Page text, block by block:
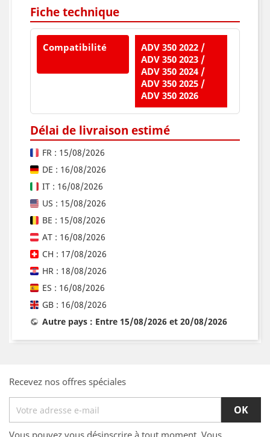
Fiche technique
Compatibilité
ADV 350 2022 /
ADV 350 2023 /
ADV 350 2024 /
ADV 350 2025 /
ADV 350 2026
Délai de livraison estimé
FR : 15/08/2026
DE : 16/08/2026
IT : 16/08/2026
US : 15/08/2026
BE : 15/08/2026
AT : 16/08/2026
CH : 17/08/2026
HR : 18/08/2026
ES : 16/08/2026
GB : 16/08/2026
Autre pays : Entre 15/08/2026 et 20/08/2026
Recevez nos offres spéciales